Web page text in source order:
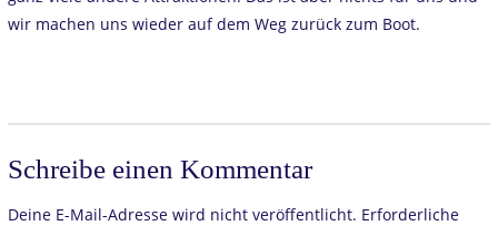
wir machen uns wieder auf dem Weg zurück zum Boot.
Schreibe einen Kommentar
Deine E-Mail-Adresse wird nicht veröffentlicht. Erforderliche